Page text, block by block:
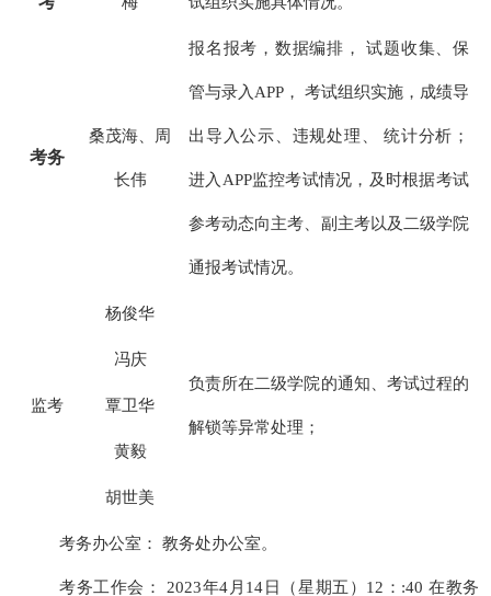
考务
桑茂海、周
长伟
报名报考，数据编排， 试题收集、保
管与录入 APP ， 考试组织实施，成绩导
出导入公示、违规处理、 统计分析；
进入 APP监控考试情况，及时根据考试
参考动态向主考、副主考以及二级学院
通报考试情况。
监考
杨俊华
负责所在二级学院的通知、考试过程的
解锁等异常处理；
冯庆
覃卫华
黄毅
胡世美
考务办公室： 教务处办公室。
考务工作会： 2023年4 月 14日（星期五） 12 ： :40 在教务